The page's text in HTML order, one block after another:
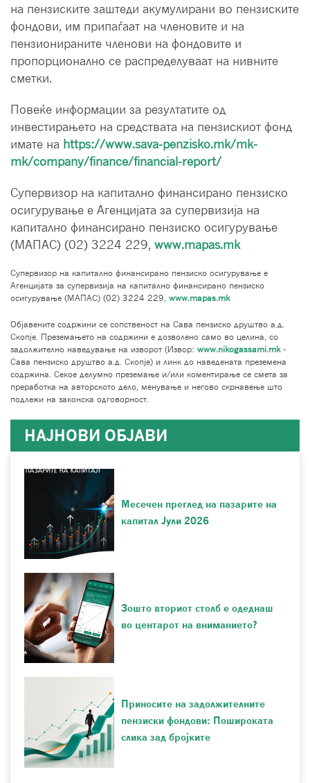
на пензиските заштеди акумулирани во пензиските
фондови, им припаѓаат на членовите и на
пензионираните членови на фондовите и
пропорционално се распределуваат на нивните
сметки.
Повеќе информации за резултатите од
инвестирањето на средствата на пензискиот фонд
имате на https://www.sava-penzisko.mk/mk-
mk/company/finance/financial-report/
Супервизор на капитално финансирано пензиско
осигурување е Агенцијата за супервизија на
капитално финансирано пензиско осигурување
(МАПАС) (02) 3224 229, www.mapas.mk
Супервизор на капитално финансирано пензиско осигурување е
Агенцијата за супервизија на капитално финансирано пензиско
осигурување (МАПАС) (02) 3224 229, www.mapas.mk
Објавените содржини се сопственост на Сава пензиско друштво а.д.
Скопје. Преземањето на содржини е дозволено само во целина, со
задолжително наведување на изворот (Извор: www.nikogassami.mk-
Сава пензиско друштво а.д. Скопје) и линк до наведената преземена
содржина. Секое делумно преземање и/или коментирање се смета за
преработка на авторското дело, менување и негово скрнавење што
подлежи на законска одговорност.
НАЈНОВИ ОБЈАВИ
Месечен преглед на пазарите на
капитал Јули 2026
Зошто вториот столб е одеднаш
во центарот на вниманието?
Приносите на задолжителните
пензиски фондови: Пошироката
слика зад бројките